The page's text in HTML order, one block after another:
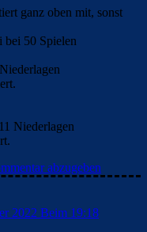
ganz oben mit, sonst
50 Spielen
Niederlagen
abzugeben
2022 Beim 19:18